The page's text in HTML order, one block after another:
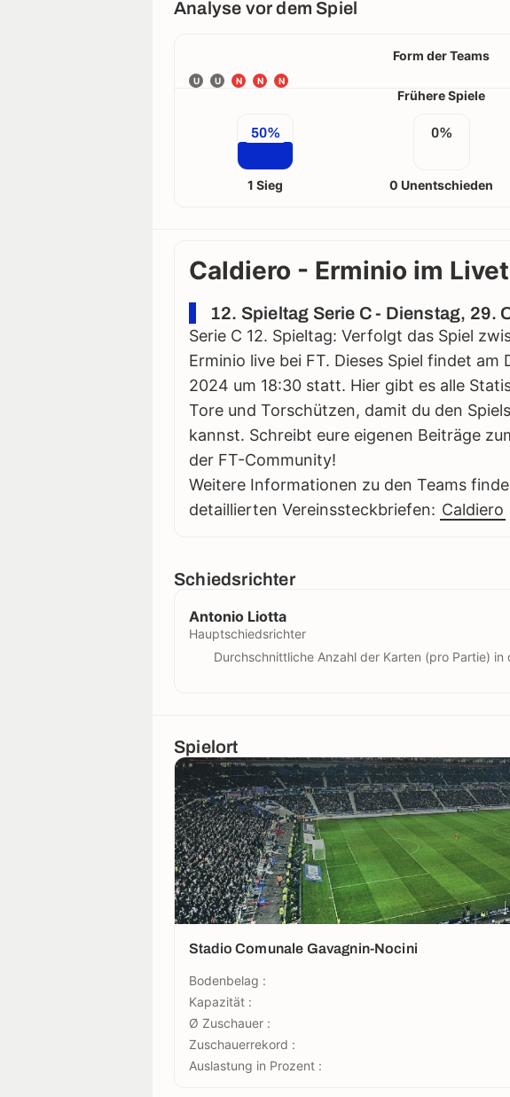
Analyse vor dem Spiel
Form der Teams
U U N N N
Frühere Spiele
50%
1 Sieg
0%
0 Unentschieden
Caldiero - Erminio im
12. Spieltag Serie C - Dienstag, 29.
Serie C 12. Spieltag: Verfolgt das Spiel
Erminio live bei FT. Dieses Spiel findet am
2024 um 18:30 statt. Hier gibt es alle
Tore und Torschützen, damit du den
kannst. Schreibt eure eigenen Beiträge
der FT-Community!
Weitere Informationen zu den Teams
detaillierten Vereinssteckbriefen: Caldiero
Schiedsrichter
Antonio Liotta
Hauptschiedsrichter
Durchschnittliche Anzahl der Karten (pro Partie)
Spielort
Stadio Comunale Gavagnin-Nocini
Bodenbelag :
Kapazität :
Ø Zuschauer :
Zuschauerrekord :
Auslastung in Prozent :